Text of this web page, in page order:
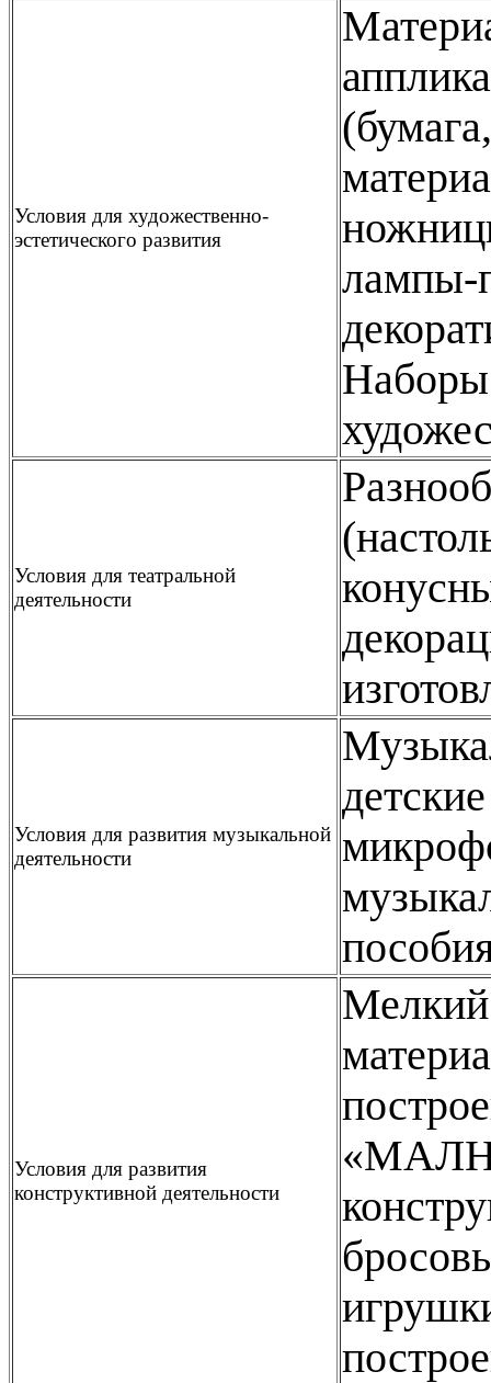
Условия для художественно-
эстетического развития
лампы-
Наборы
Условия для театральной
деятельности
Условия для развития музыкальной
деятельности
Условия для развития
конструктивной деятельности